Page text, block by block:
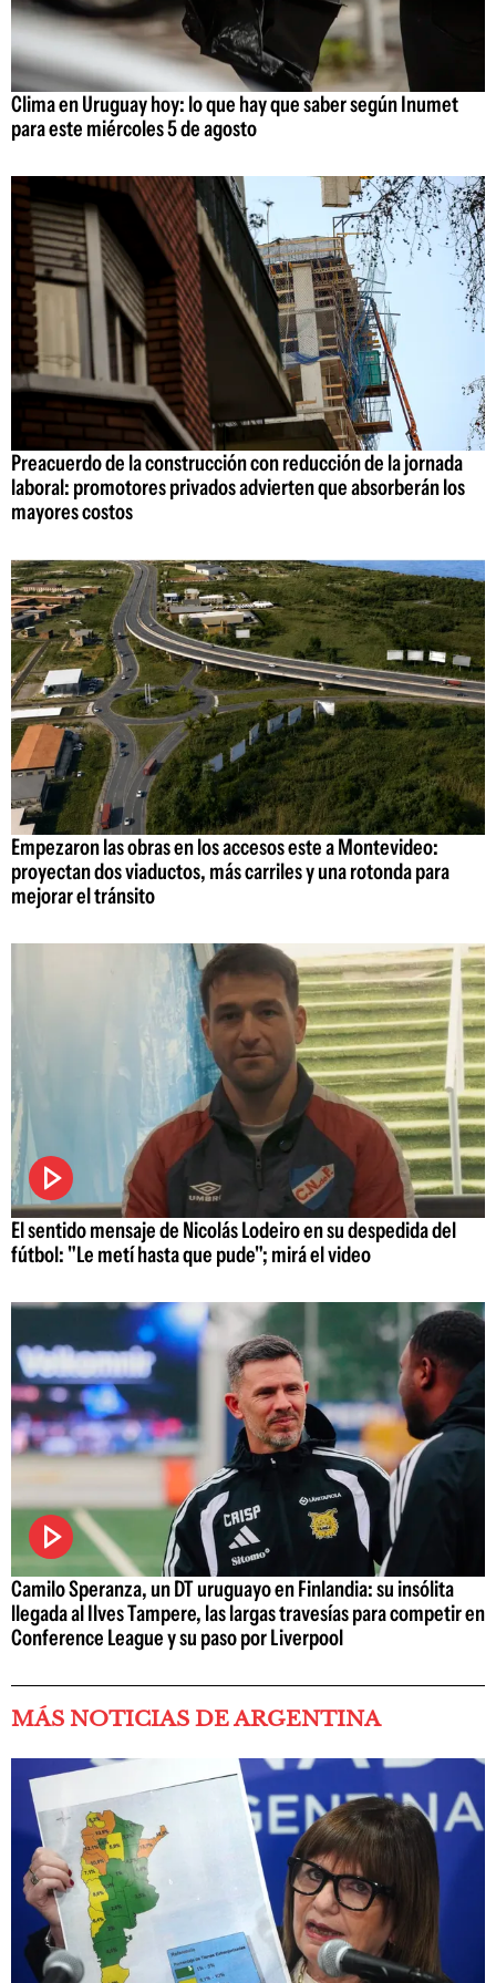
Clima en Uruguay hoy: lo que hay que saber según Inumet
para este miércoles 5 de agosto
Preacuerdo de la construcción con reducción de la jornada
laboral: promotores privados advierten que absorberán los
mayores costos
Empezaron las obras en los accesos este a Montevideo:
proyectan dos viaductos, más carriles y una rotonda para
mejorar el tránsito
El sentido mensaje de Nicolás Lodeiro en su despedida del
fútbol: "Le metí hasta que pude"; mirá el video
Camilo Speranza, un DT uruguayo en Finlandia: su insólita
llegada al Ilves Tampere, las largas travesías para competir en
Conference League y su paso por Liverpool
MÁS NOTICIAS DE ARGENTINA